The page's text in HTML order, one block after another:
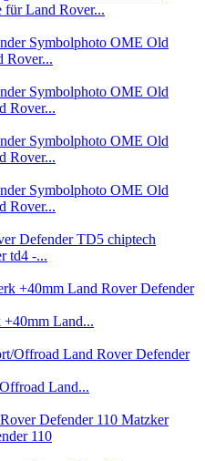
für Land Rover...
OME Old
Rover...
OME Old
Rover...
OME Old
Rover...
OME Old
Rover...
chiptech
td4 -...
Land...
Land...
Matzker
110